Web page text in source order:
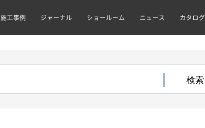
施工事例 ジャーナル ショールーム ニュース カタログ